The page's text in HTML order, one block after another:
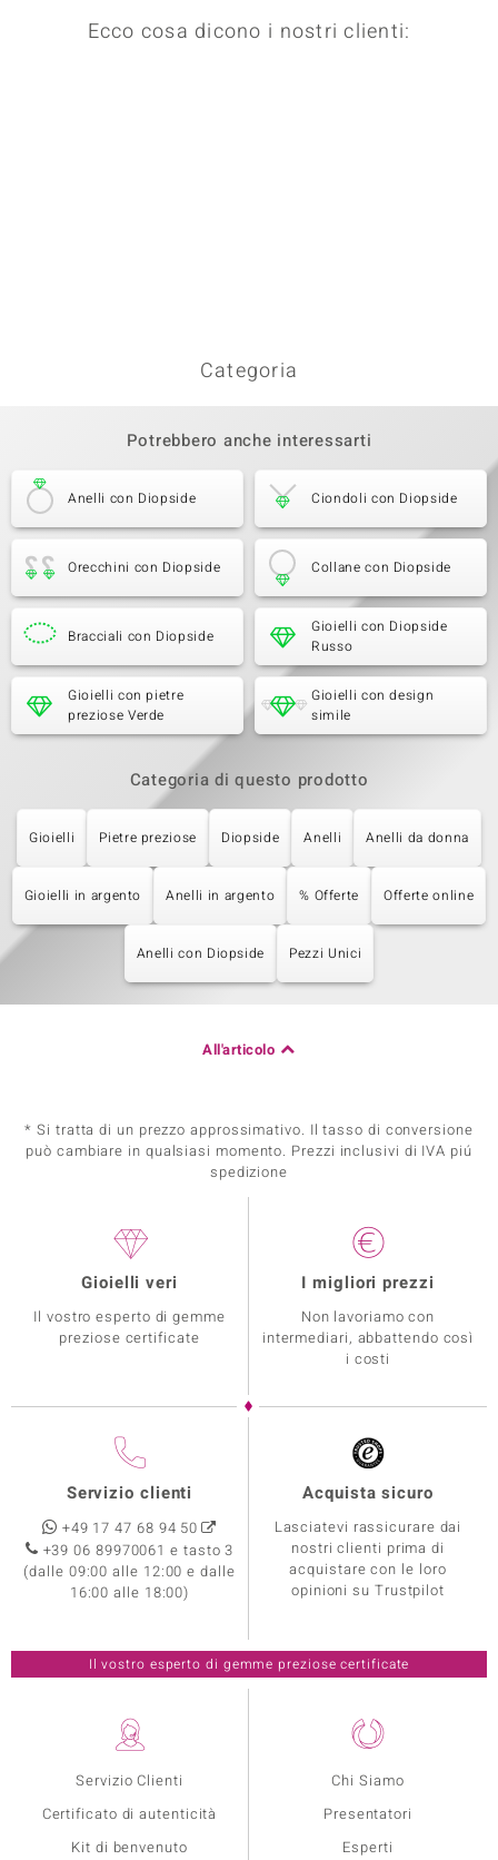
Ecco cosa dicono i nostri clienti:
Categoria
Potrebbero anche interessarti
Anelli con Diopside Ciondoli con Diopside
Orecchini con Diopside Collane con Diopside
Bracciali con Diopside
Gioielli con Diopside
Russo
Gioielli con pietre
preziose Verde
Gioielli con design
simile
Categoria di questo prodotto
Gioielli Pietre preziose Diopside Anelli Anelli da donna
Gioielli in argento Anelli in argento % Offerte Offerte online
Anelli con Diopside Pezzi Unici
All'articolo
* Si tratta di un prezzo approssimativo. Il tasso di conversione
può cambiare in qualsiasi momento. Prezzi inclusivi di IVA piú
spedizione
Servizio Clienti
Certificato di autenticità
Kit di benvenuto
Chi Siamo
Presentatori
Esperti
Gioielli veri
Il vostro esperto di gemme
preziose certificate
I migliori prezzi
Non lavoriamo con
intermediari, abbattendo così
i costi
Servizio clienti
+49 17 47 68 94 50
+39 06 89970061 e tasto 3
(dalle 09:00 alle 12:00 e dalle
16:00 alle 18:00)
Acquista sicuro
Lasciatevi rassicurare dai
nostri clienti prima di
acquistare con le loro
opinioni su Trustpilot
Il vostro esperto di gemme preziose certificate